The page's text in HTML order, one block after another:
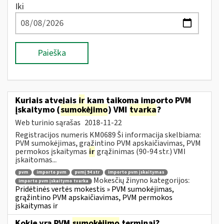
Iki
Paieška
Kuriais atvejais ir kam taikoma importo PVM
įskaitymo (sumokėjimo) VMI tvarka?
Web turinio sąrašas 2018-11-22
Registracijos numeris KM0689 Ši informacija skelbiama:
PVM sumokėjimas, grąžintino PVM apskaičiavimas, PVM
permokos įskaitymas irgrąžinimas (90-94 str.) VMI
įskaitomas...
pvm importo pvm pvmį 94 str
importo pvm įskaitymas
importo pvm įskaitymo tvarka
Mokesčių žinyno kategorijos:
Pridėtinės vertės mokestis » PVM sumokėjimas,
grąžintino PVM apskaičiavimas, PVM permokos
įskaitymas ir